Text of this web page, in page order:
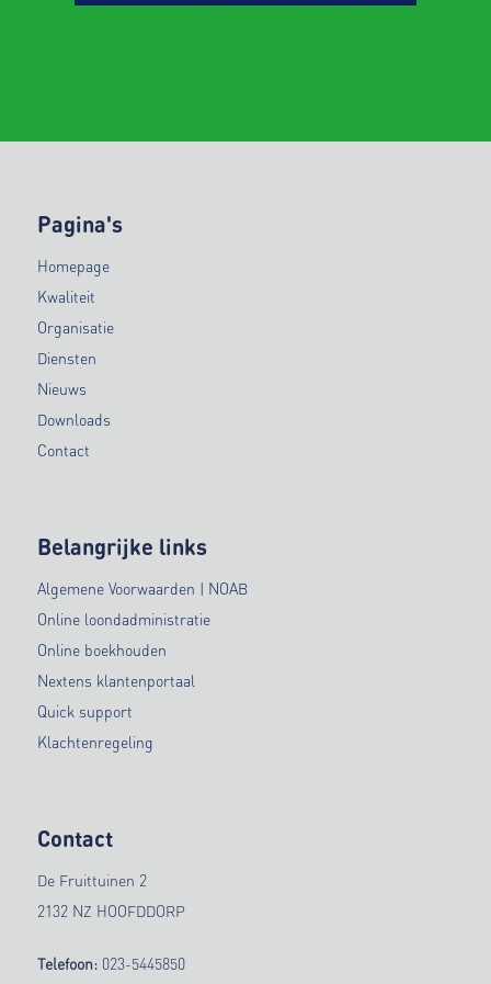
Pagina's
Homepage
Kwaliteit
Organisatie
Diensten
Nieuws
Downloads
Contact
Belangrijke links
Algemene Voorwaarden | NOAB
Online loondadministratie
Online boekhouden
Nextens klantenportaal
Quick support
Klachtenregeling
Contact
De Fruittuinen 2
2132 NZ HOOFDDORP
Telefoon:023-5445850